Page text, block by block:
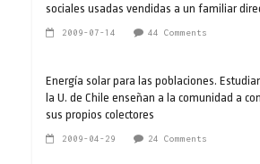
sociales usadas vendidas a un familiar
2009-07-14 44 Comments
Energía solar para las poblaciones.
la U. de Chile enseñan a la comunidad a
sus propios colectores
2009-04-29 24 Comments